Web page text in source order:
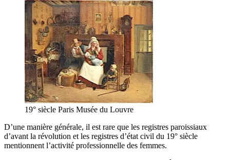
19° siècle Paris Musée du Louvre
D’une manière générale, il est rare que les registres paroissiaux
d’avant la révolution et les registres d’état civil du 19° siècle
mentionnent l’activité professionnelle des femmes.